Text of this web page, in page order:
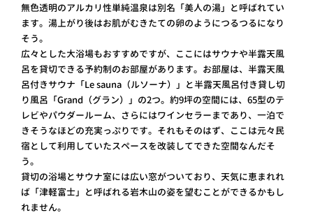
無色透明のアルカリ性単純温泉は別名「美人の湯」と呼ばれてい
ます。湯上がり後はお肌がむきたての卵のようにつるつるになり
そう。
広々とした大浴場もおすすめですが、ここにはサウナや半露天風
呂を貸切できる予約制のお部屋があります。お部屋は、半露天風
呂付きサウナ「Le sauna（ルソーナ）」と半露天風呂付き貸し切
り風呂「Grand（グラン）」の2つ。約9坪の空間には、65型のテ
レビやパウダールーム、さらにはワインセラーまであり、一泊で
きそうなほどの充実っぷりです。それもそのはず、ここは元々民
宿として利用していたスペースを改装してできた空間なんだそ
う。
貸切の浴場とサウナ室には広い窓がついており、天気に恵まれれ
ば「津軽富士」と呼ばれる岩木山の姿を望むことができるかもし
れません。